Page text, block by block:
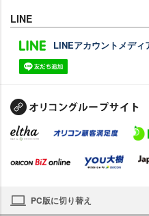
LINE
LINEアカウントメディ
PC版に切り替え